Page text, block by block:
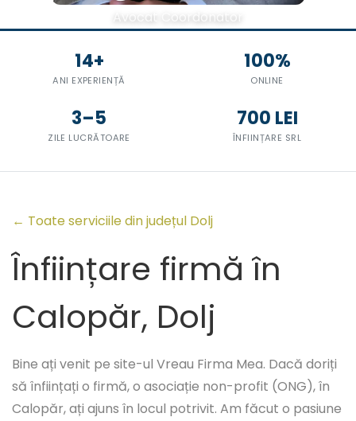
Avocat Coordonator
14+
ANI EXPERIENȚĂ
100%
ONLINE
3–5
ZILE LUCRĂTOARE
700 LEI
ÎNFIINȚARE SRL
← Toate serviciile din județul Dolj
Înființare firmă în
Calopăr, Dolj
Bine ați venit pe site-ul Vreau Firma Mea. Dacă doriți
să înființați o firmă, o asociație non-profit (ONG), în
Calopăr, ați ajuns în locul potrivit. Am făcut o pasiune